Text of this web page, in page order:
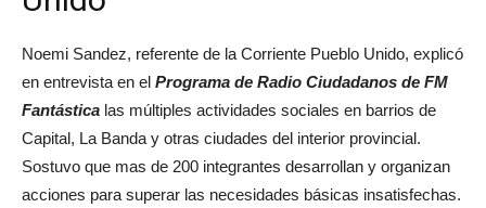
Noemi Sandez, referente de la Corriente Pueblo Unido, explicó
en entrevista en el Programa de Radio Ciudadanos de FM
Fantástica las múltiples actividades sociales en barrios de
Capital, La Banda y otras ciudades del interior provincial.
Sostuvo que mas de 200 integrantes desarrollan y organizan
acciones para superar las necesidades básicas insatisfechas.